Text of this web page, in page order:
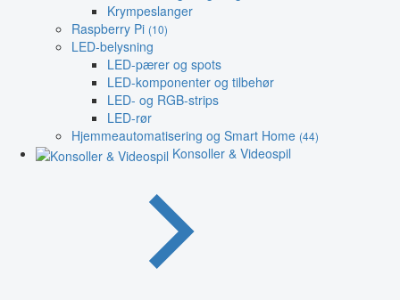
Krympeslanger
Raspberry Pi (10)
LED-belysning
LED-pærer og spots
LED-komponenter og tilbehør
LED- og RGB-strips
LED-rør
Hjemmeautomatisering og Smart Home (44)
Konsoller & Videospil